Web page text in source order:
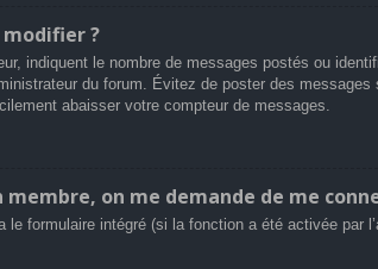
modifier ?
indiquent le nombre de messages postés ou
du forum. Évitez de poster des
abaisser votre compteur de messages.
membre, on me demande de me
formulaire intégré (si la fonction a été activée